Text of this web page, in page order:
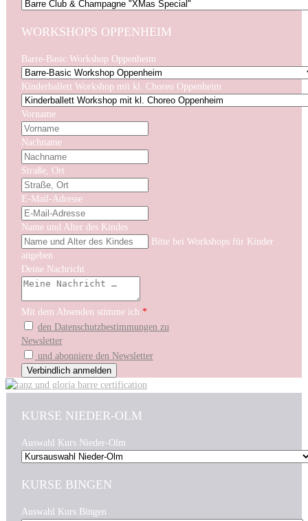
WORKSHOPS OPPENHEIM
Barre-Basic Workshop Oppenheim
Kinderballett Workshop mit kl. Choreo Oppenheim
Vorname
Nachname
Straße, Ort
E-Mail-Adresse
Name und Alter des Kindes
Bitte bei Workshops für Kinder
angeben
Deine Nachricht
Mit dem Absenden stimme ich *
den Datenschutzbestimmungen zu
Newsletter
und abonniere den Newsletter
KURSE NIEDER-OLM
Auswahl Kurs Nieder-Olm
KURSE BINGEN
Auswahl Kurs Bingen